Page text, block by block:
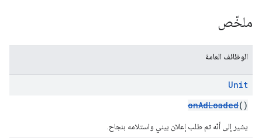
ملخّص
الوظائف العامة
Unit
onAdLoaded()
يشير إلى أنّه تم طلب إعلان بيني واستلامه بنجاح.